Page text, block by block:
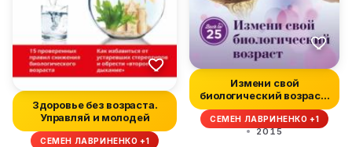
Здоровье без возраста.
Управляй и молодей
СЕМЕН ЛАВРИНЕНКО +1
Измени свой
биологический возраст.
Back to 25
СЕМЕН ЛАВРИНЕНКО +1
2015